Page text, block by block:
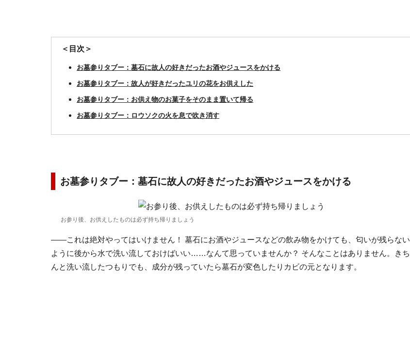
＜目次＞
お墓参りタブー：墓石に故人の好きだったお酒やジュースをかける
お墓参りタブー：故人が好きだったユリの花をお供えした
お墓参りタブー：お供え物のお菓子をそのまま置いて帰る
お墓参りタブー：ロウソクの火を息で吹き消す
お墓参りタブー：墓石に故人の好きだったお酒やジュースをかける
お参り後、お供えしたものは必ず持ち帰りましょう
――これは絶対やってはいけません！ 墓石にお酒やジュースなどの飲み物をかけても、匂いが残らない
ように後から水で洗い流しておけばいい……なんて思っていませんか？ そんなことはありません。きち
んと洗い流したつもりでも、成分が残っていたら墓石が変色したりカビの元となります。